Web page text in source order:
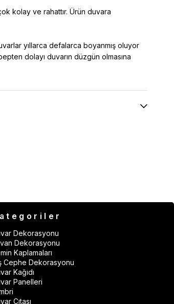
kolay ve rahattır. Ürün duvara
yıllarca defalarca boyanmış oluyor
dolayı duvarın düzgün olmasına
Dekorasyonu
Dekorasyonu
Kaplamaları
Cephe Dekorasyonu
Kağıdı
Panelleri
Çıtası